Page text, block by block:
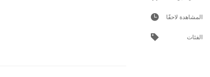
المشاهدة لاحقًا
الفئات